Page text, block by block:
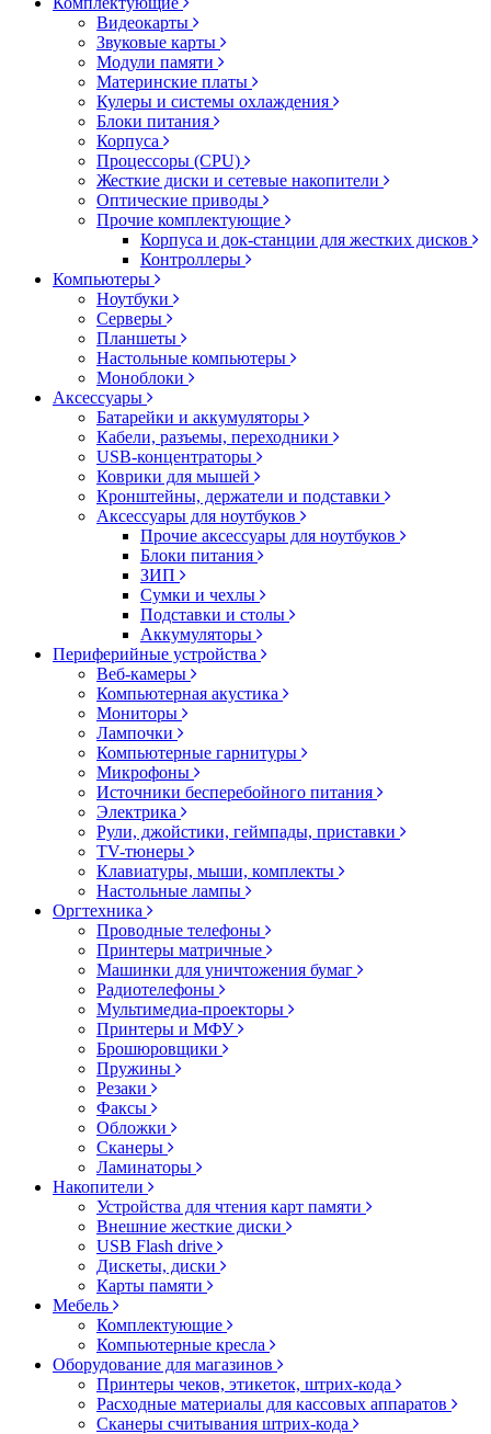
Видеокарты
Звуковые карты
Модули памяти
Материнские платы
Кулеры и системы охлаждения
Блоки питания
Корпуса
Процессоры (CPU)
Жесткие диски и сетевые накопители
Оптические приводы
Прочие комплектующие
Корпуса и док-станции для жестких дисков
Контроллеры
Компьютеры
Ноутбуки
Серверы
Планшеты
Настольные компьютеры
Моноблоки
Аксессуары
Батарейки и аккумуляторы
Кабели, разъемы, переходники
USB-концентраторы
Коврики для мышей
Кронштейны, держатели и подставки
Аксессуары для ноутбуков
Прочие аксессуары для ноутбуков
Блоки питания
ЗИП
Сумки и чехлы
Подставки и столы
Аккумуляторы
Периферийные устройства
Веб-камеры
Компьютерная акустика
Мониторы
Лампочки
Компьютерные гарнитуры
Микрофоны
Источники бесперебойного питания
Электрика
Рули, джойстики, геймпады, приставки
TV-тюнеры
Клавиатуры, мыши, комплекты
Настольные лампы
Оргтехника
Проводные телефоны
Принтеры матричные
Машинки для уничтожения бумаг
Радиотелефоны
Мультимедиа-проекторы
Принтеры и МФУ
Брошюровщики
Пружины
Резаки
Факсы
Обложки
Сканеры
Ламинаторы
Накопители
Устройства для чтения карт памяти
Внешние жесткие диски
USB Flash drive
Дискеты, диски
Карты памяти
Мебель
Комплектующие
Компьютерные кресла
Оборудование для магазинов
Принтеры чеков, этикеток, штрих-кода
Расходные материалы для кассовых аппаратов
Сканеры считывания штрих-кода